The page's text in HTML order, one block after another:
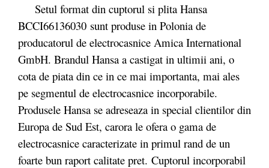
Setul format din cuptorul si plita Hansa
BCCI66136030 sunt produse in Polonia de
producatorul de electrocasnice Amica International
GmbH. Brandul Hansa a castigat in ultimii ani, o
cota de piata din ce in ce mai importanta, mai ales
pe segmentul de electrocasnice incorporabile.
Produsele Hansa se adreseaza in special clientilor din
Europa de Sud Est, carora le ofera o gama de
electrocasnice caracterizate in primul rand de un
foarte bun raport calitate pret. Cuptorul incorporabil